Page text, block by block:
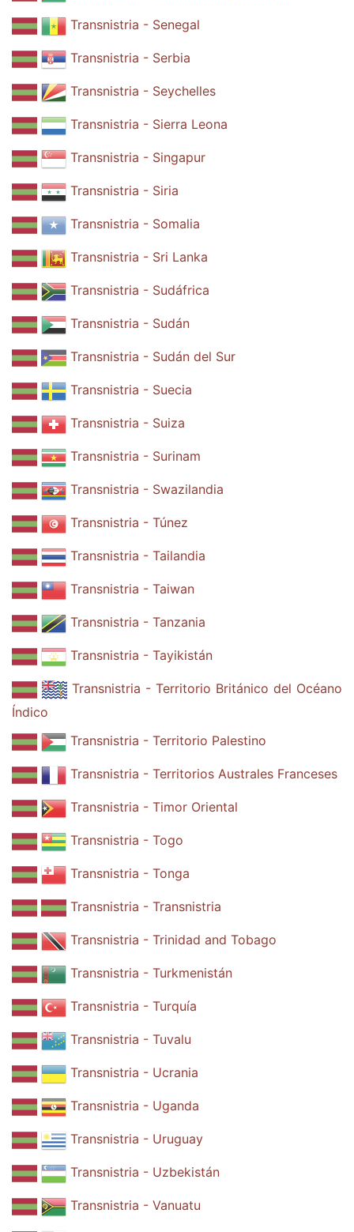
Transnistria - Senegal
Transnistria - Serbia
Transnistria - Seychelles
Transnistria - Sierra Leona
Transnistria - Singapur
Transnistria - Siria
Transnistria - Somalia
Transnistria - Sri Lanka
Transnistria - Sudáfrica
Transnistria - Sudán
Transnistria - Sudán del Sur
Transnistria - Suecia
Transnistria - Suiza
Transnistria - Surinam
Transnistria - Swazilandia
Transnistria - Túnez
Transnistria - Tailandia
Transnistria - Taiwan
Transnistria - Tanzania
Transnistria - Tayikistán
Transnistria - Territorio Británico del Océano
Índico
Transnistria - Territorio Palestino
Transnistria - Territorios Australes Franceses
Transnistria - Timor Oriental
Transnistria - Togo
Transnistria - Tonga
Transnistria - Transnistria
Transnistria - Trinidad and Tobago
Transnistria - Turkmenistán
Transnistria - Turquía
Transnistria - Tuvalu
Transnistria - Ucrania
Transnistria - Uganda
Transnistria - Uruguay
Transnistria - Uzbekistán
Transnistria - Vanuatu